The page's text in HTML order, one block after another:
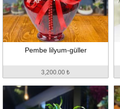
Pembe lilyum-güller
3,200.00 ₺